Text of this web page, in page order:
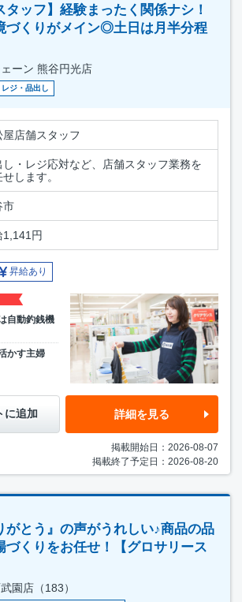
タッフ】経験まったく関係ナシ！
づくりがメイン◎土日は月半分程
ーン 熊谷円光店
レジ・品出し
屋店舗スタッフ
し・レジ応対など、店舗スタッフ業務を
します。
市
1,141円
昇給あり
自動釣銭機
かす主婦
に追加 詳細を見る
掲載開始日：2026-08-07
掲載終了予定日：2026-08-20
がとう』の声がうれしい♪商品の品
づくりをお任せ！【グロサリース
園店（183）